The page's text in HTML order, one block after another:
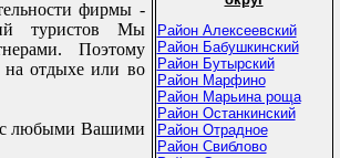
фирмы -
туристов Мы
Поэтому
на отдыхе или во
с любыми Вашими
Район Алексеевский
Район Бабушкинский
Район Бутырский
Район Марфино
Район Марьина роща
Район Останкинский
Район Отрадное
Район Свиблово